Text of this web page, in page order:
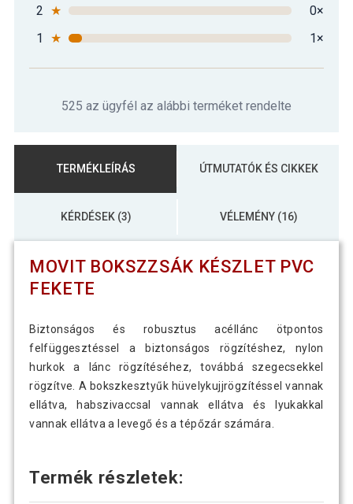
2 ★
0×
1
★ 1×
525 az ügyfél az alábbi terméket rendelte
TERMÉKLEÍRÁS ÚTMUTATÓK ÉS CIKKEK
KÉRDÉSEK (3) VÉLEMÉNY (16)
MOVIT BOKSZZSÁK KÉSZLET PVC
FEKETE
Biztonságos és robusztus acéllánc ötpontos
felfüggesztéssel a biztonságos rögzítéshez, nylon
hurkok a lánc rögzítéséhez, továbbá szegecsekkel
rögzítve. A bokszkesztyűk hüvelykujjrögzítéssel vannak
ellátva, habszivaccsal vannak ellátva és lyukakkal
vannak ellátva a levegő és a tépőzár számára.
Termék részletek: